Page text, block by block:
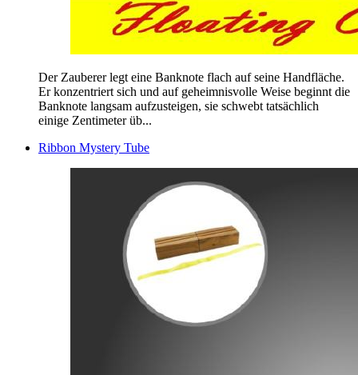
Der Zauberer legt eine Banknote flach auf seine Handfläche.
Er konzentriert sich und auf geheimnisvolle Weise beginnt die
Banknote langsam aufzusteigen, sie schwebt tatsächlich
einige Zentimeter üb...
Ribbon Mystery Tube